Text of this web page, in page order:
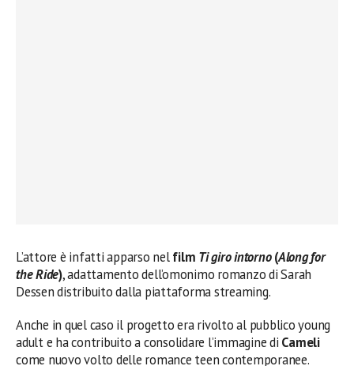
L’attore è infatti apparso nelfilm Ti giro intorno(Along for
the Ride), adattamento dell’omonimo romanzo di Sarah
Dessen distribuito dalla piattaforma streaming.
Anche in quel caso il progetto era rivolto al pubblico young
adult e ha contribuito a consolidare l’immagine di Cameli
come nuovo volto delle romance teen contemporanee.